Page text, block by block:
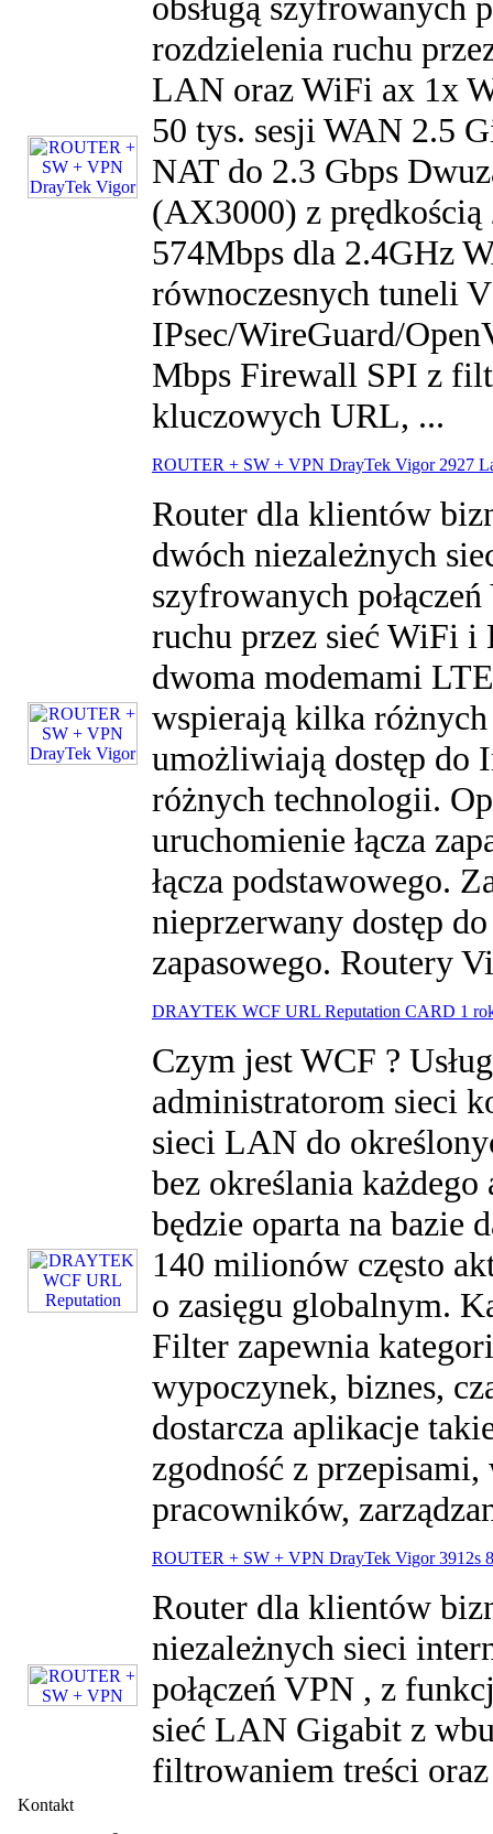
rozdzielenia ruchu
LAN oraz WiFi ax 1x
50 tys. sesji WAN 2.5
NAT do 2.3 Gbps
(AX3000) z
574Mbps dla 2.4GHz
równoczesnych tuneli
IPsec/WireGuard/
Mbps Firewall SPI z
kluczowych URL, ...
ROUTER + SW + VPN DrayTek Vigor 2927
Router dla klientów
dwóch niezależnych
szyfrowanych
ruchu przez sieć WiFi
dwoma modemami
wspierają kilka
umożliwiają dostęp do
różnych technologii.
uruchomienie łącza
łącza podstawowego.
nieprzerwany dostęp
zapasowego. Routery
DRAYTEK WCF URL Reputation CARD 1
Czym jest WCF ?
administratorom sieci
sieci LAN do
bez określania
będzie oparta na bazie
140 milionów często
o zasięgu globalnym.
Filter zapewnia
wypoczynek, biznes,
dostarcza aplikacje
zgodność z
pracowników,
ROUTER + SW + VPN DrayTek Vigor 3912s
Router dla klientów
niezależnych sieci
połączeń VPN , z
sieć LAN Gigabit z
filtrowaniem treści
Kontakt